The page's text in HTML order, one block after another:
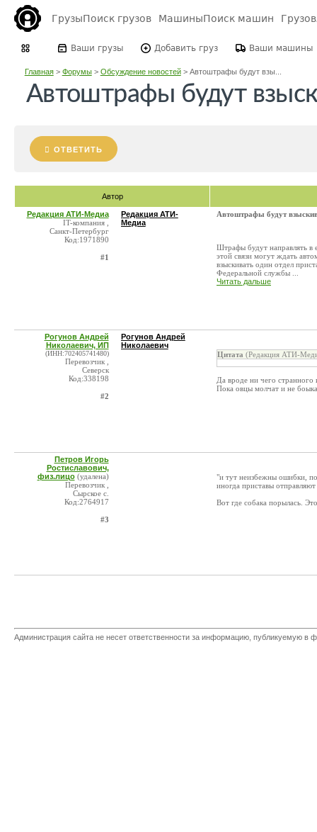
ГрузыПоиск грузов МашиныПоиск машин
Ваши грузы Добавить груз Ваши машины
Главная> Форумы> Обсуждение новостей> Автоштрафы будут взы...
Автоштрафы будут
ОТВЕТИТЬ
Автор
Редакция АТИ-Медиа
IT-компания ,
Санкт-Петербург
Код:1971890
#1
Редакция АТИ-
Медиа
Автоштрафы будут
Штрафы будут направлять в
этой связи могут ждать
взыскивать один отдел
Федеральной службы ...
Читать дальше
Рогунов Андрей
Николаевич, ИП
(ИНН:702405741480)
Перевозчик ,
Северск
Код:338198
#2
Рогунов Андрей
Николаевич
Цитата (Редакция АТИ-
Да вроде ни чего странного
Пока овцы молчат и не
Петров Игорь
Ростиславович,
физ.лицо (удалена)
Перевозчик ,
Сырское с.
Код:2764917
#3
"и тут неизбежны ошибки,
иногда приставы
Вот где собака порылась.
Администрация сайта не несет ответственности за информацию, публикуемую